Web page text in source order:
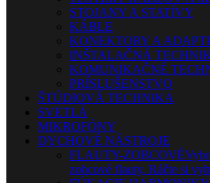
STOJANY A STATÍVY
KÁBLE
KONEKTORY A
INŠTALAČNÁ
KOMUNIKAČNÉ
PRÍSLUŠENSTVO
ŠTÚDIOVÁ TECHNIKA
SVETLÁ
MIKROFÓNY
DYCHOVÉ NÁSTROJE
FLAUTY-ZOBCOVÉ
zobcové flauty. Ráčte si